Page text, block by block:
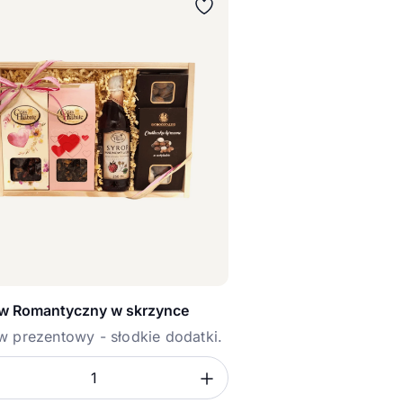
ilość
Romantyczny w skrzynce
prezentowy - słodkie dodatki.
ilość Zwiększ ilość